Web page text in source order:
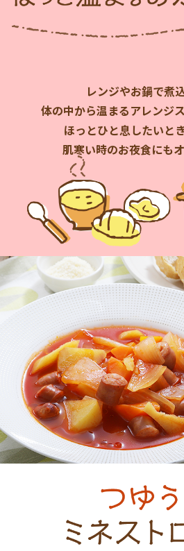
レンジやお鍋で煮
体の中から温まるアレンジ
ほっとひと息したいと
肌寒い時のお夜食にも